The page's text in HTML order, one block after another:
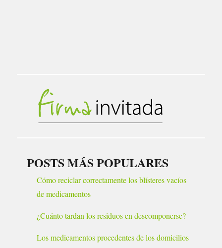
POSTS MÁS POPULARES
Cómo reciclar correctamente los blísteres vacíos
de medicamentos
¿Cuánto tardan los residuos en descomponerse?
Los medicamentos procedentes de los domicilios